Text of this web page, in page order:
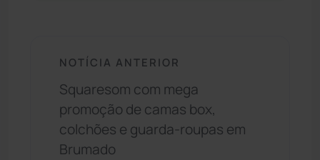
NOTÍCIA ANTERIOR
Squaresom com mega
promoção de camas box,
colchões e guarda-roupas em
Brumado